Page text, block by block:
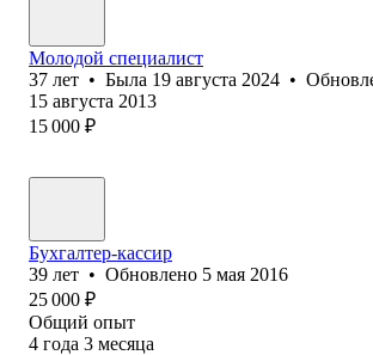
Молодой специалист
37 лет • Была 19 августа 2024 •
15 августа 2013
15 000 ₽
Бухгалтер-кассир
39 лет • Обновлено 5 мая 2016
25 000 ₽
Общий опыт
4 года 3 месяца